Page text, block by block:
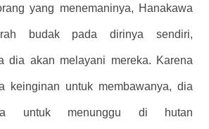
yang menemaninya, Hanakawa
budak pada dirinya sendiri,
dia akan melayani mereka. Karena
keinginan untuk membawanya, dia
untuk menunggu di hutan